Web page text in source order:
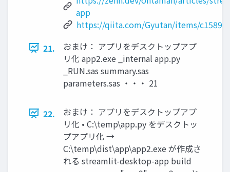
app
https://qiita.com/Gyutan/items/
21.
おまけ： アプリをデスクトップアプ
リ化 app2.exe _internal app.py
_RUN.sas summary.sas
parameters.sas ・・・ 21
22.
おまけ： アプリをデスクトップアプ
リ化 • C:\temp\app.py をデスクトッ
プアプリ化 →
C:\temp\dist\app\app2.exe が作成さ
れる streamlit-desktop-app build